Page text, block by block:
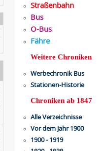
Straßenbahn
Bus
O-Bus
Fähre
Weitere Chroniken
Werbechronik Bus
Stationen-Historie
Chroniken ab 1847
Alle Verzeichnisse
Vor dem Jahr 1900
1900 - 1919